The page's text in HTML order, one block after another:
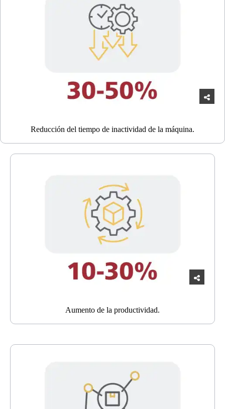
Reducción del tiempo de inactividad de la máquina.
Aumento de la productividad.